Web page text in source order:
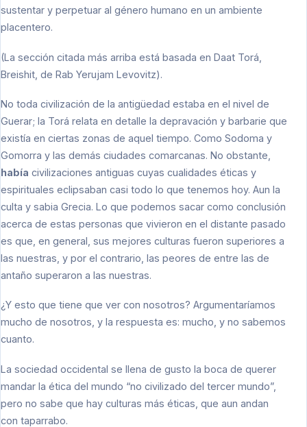
sustentar y perpetuar al género humano en un ambiente
placentero.
(La sección citada más arriba está basada en Daat Torá,
Breishit, de Rab Yerujam Levovitz).
No toda civilización de la antigüedad estaba en el nivel de
Guerar; la Torá relata en detalle la depravación y barbarie que
existía en ciertas zonas de aquel tiempo. Como Sodoma y
Gomorra y las demás ciudades comarcanas. No obstante,
había civilizaciones antiguas cuyas cualidades éticas y
espirituales eclipsaban casi todo lo que tenemos hoy. Aun la
culta y sabia Grecia. Lo que podemos sacar como conclusión
acerca de estas personas que vivieron en el distante pasado
es que, en general, sus mejores culturas fueron superiores a
las nuestras, y por el contrario, las peores de entre las de
antaño superaron a las nuestras.
¿Y esto que tiene que ver con nosotros? Argumentaríamos
mucho de nosotros, y la respuesta es: mucho, y no sabemos
cuanto.
La sociedad occidental se llena de gusto la boca de querer
mandar la ética del mundo “no civilizado del tercer mundo”,
pero no sabe que hay culturas más éticas, que aun andan
con taparrabo.